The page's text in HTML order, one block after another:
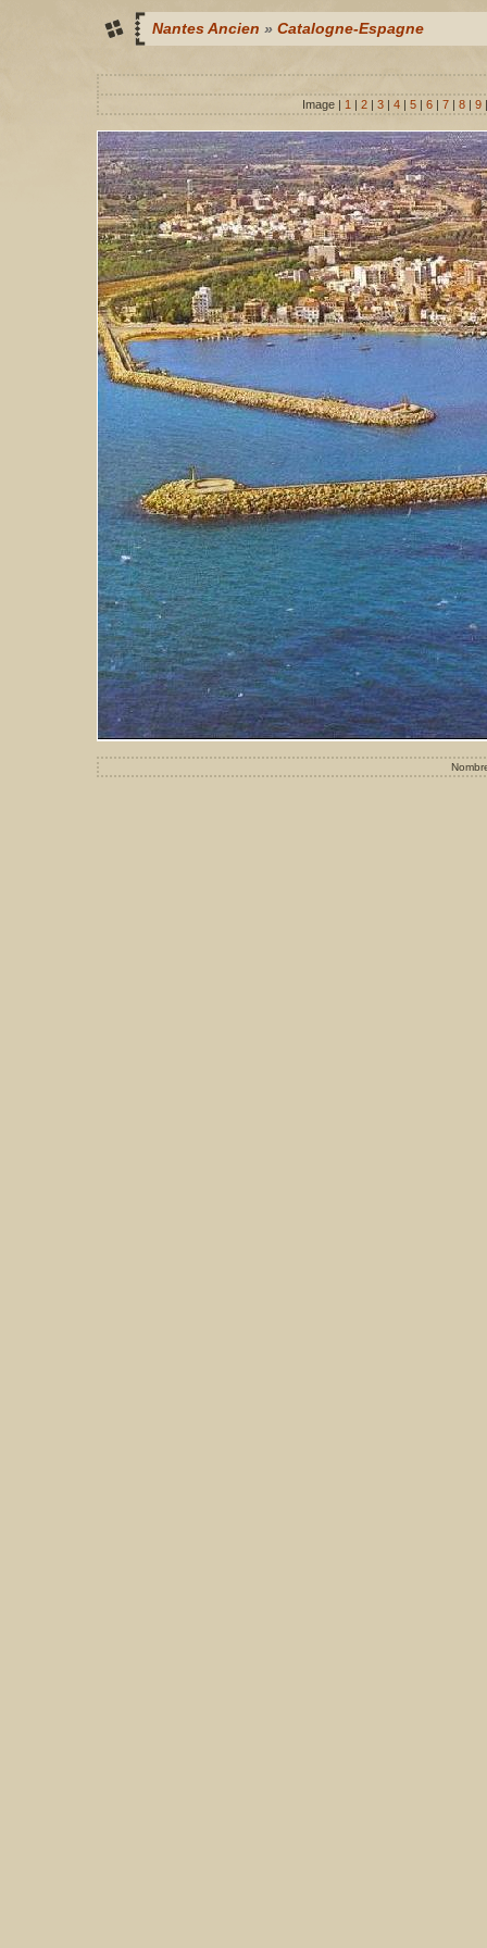
Nantes Ancien » Catalogne-Espagne
Image | 1 | 2 | 3 | 4 | 5 | 6 | 7 | 8 | 9 |